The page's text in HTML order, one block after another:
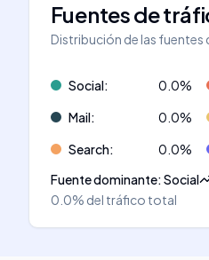
Fuentes de
Distribución de las fuentes
Social: 0.0%
Mail: 0.0%
Search: 0.0%
Fuente dominante:Social
0.0% del tráfico total